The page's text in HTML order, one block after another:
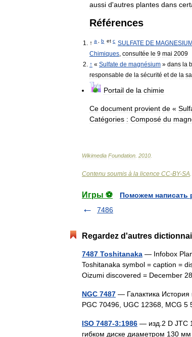
aussi d'autres plantes dans
Références
↑ a , b et c SULFATE DE MAGNESIUM
Chimiques, consultée le 9 mai 2009
↑ « Sulfate de magnésium » dans la
responsable de la sécurité et de la
Portail de la chimie
Ce document provient de «
Catégories : Composé du
Wikimedia Foundation 2010
Contenu soumis à la licence CC-BY-SA
Игры ⚽
Поможем написать
7486
Regardez d'autres
7487 Toshitanaka — Infobox
Toshitanaka symbol = caption =
Oizumi discovered = December
NGC 7487 — Галактика История
PGC 70496, UGC 12368, MCG
ISO 7487-3:1986 — изд.2 D JTC
гибком диске диаметром 130